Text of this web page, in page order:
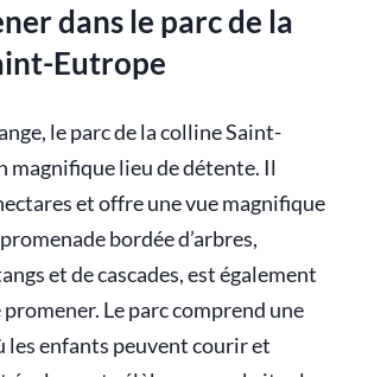
dans le parc de la
Eutrope
le parc de la colline Saint-
magnifique lieu de détente. Il
et offre une vue magnifique
bordée d’arbres,
et de cascades, est également
Le parc comprend une
les enfants peuvent courir et